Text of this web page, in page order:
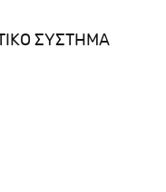
ΣΥΣΤΗΜΑ